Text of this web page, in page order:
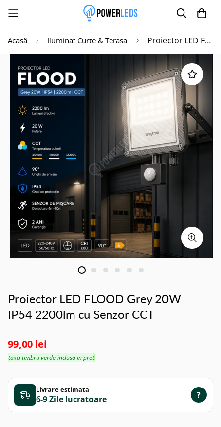
Acasă Iluminat Curte & Terasa Proiector LED FLOOD Grey 20W IP54 2200lm cu Senzor CCT
Proiector LED FLOOD Grey 20W
IP54 2200lm cu Senzor CCT
99,00 lei
taxa timbru verde inclusa in pret
Livrare estimata
6-9 Zile ?
Poate mai târziu Activează notificările